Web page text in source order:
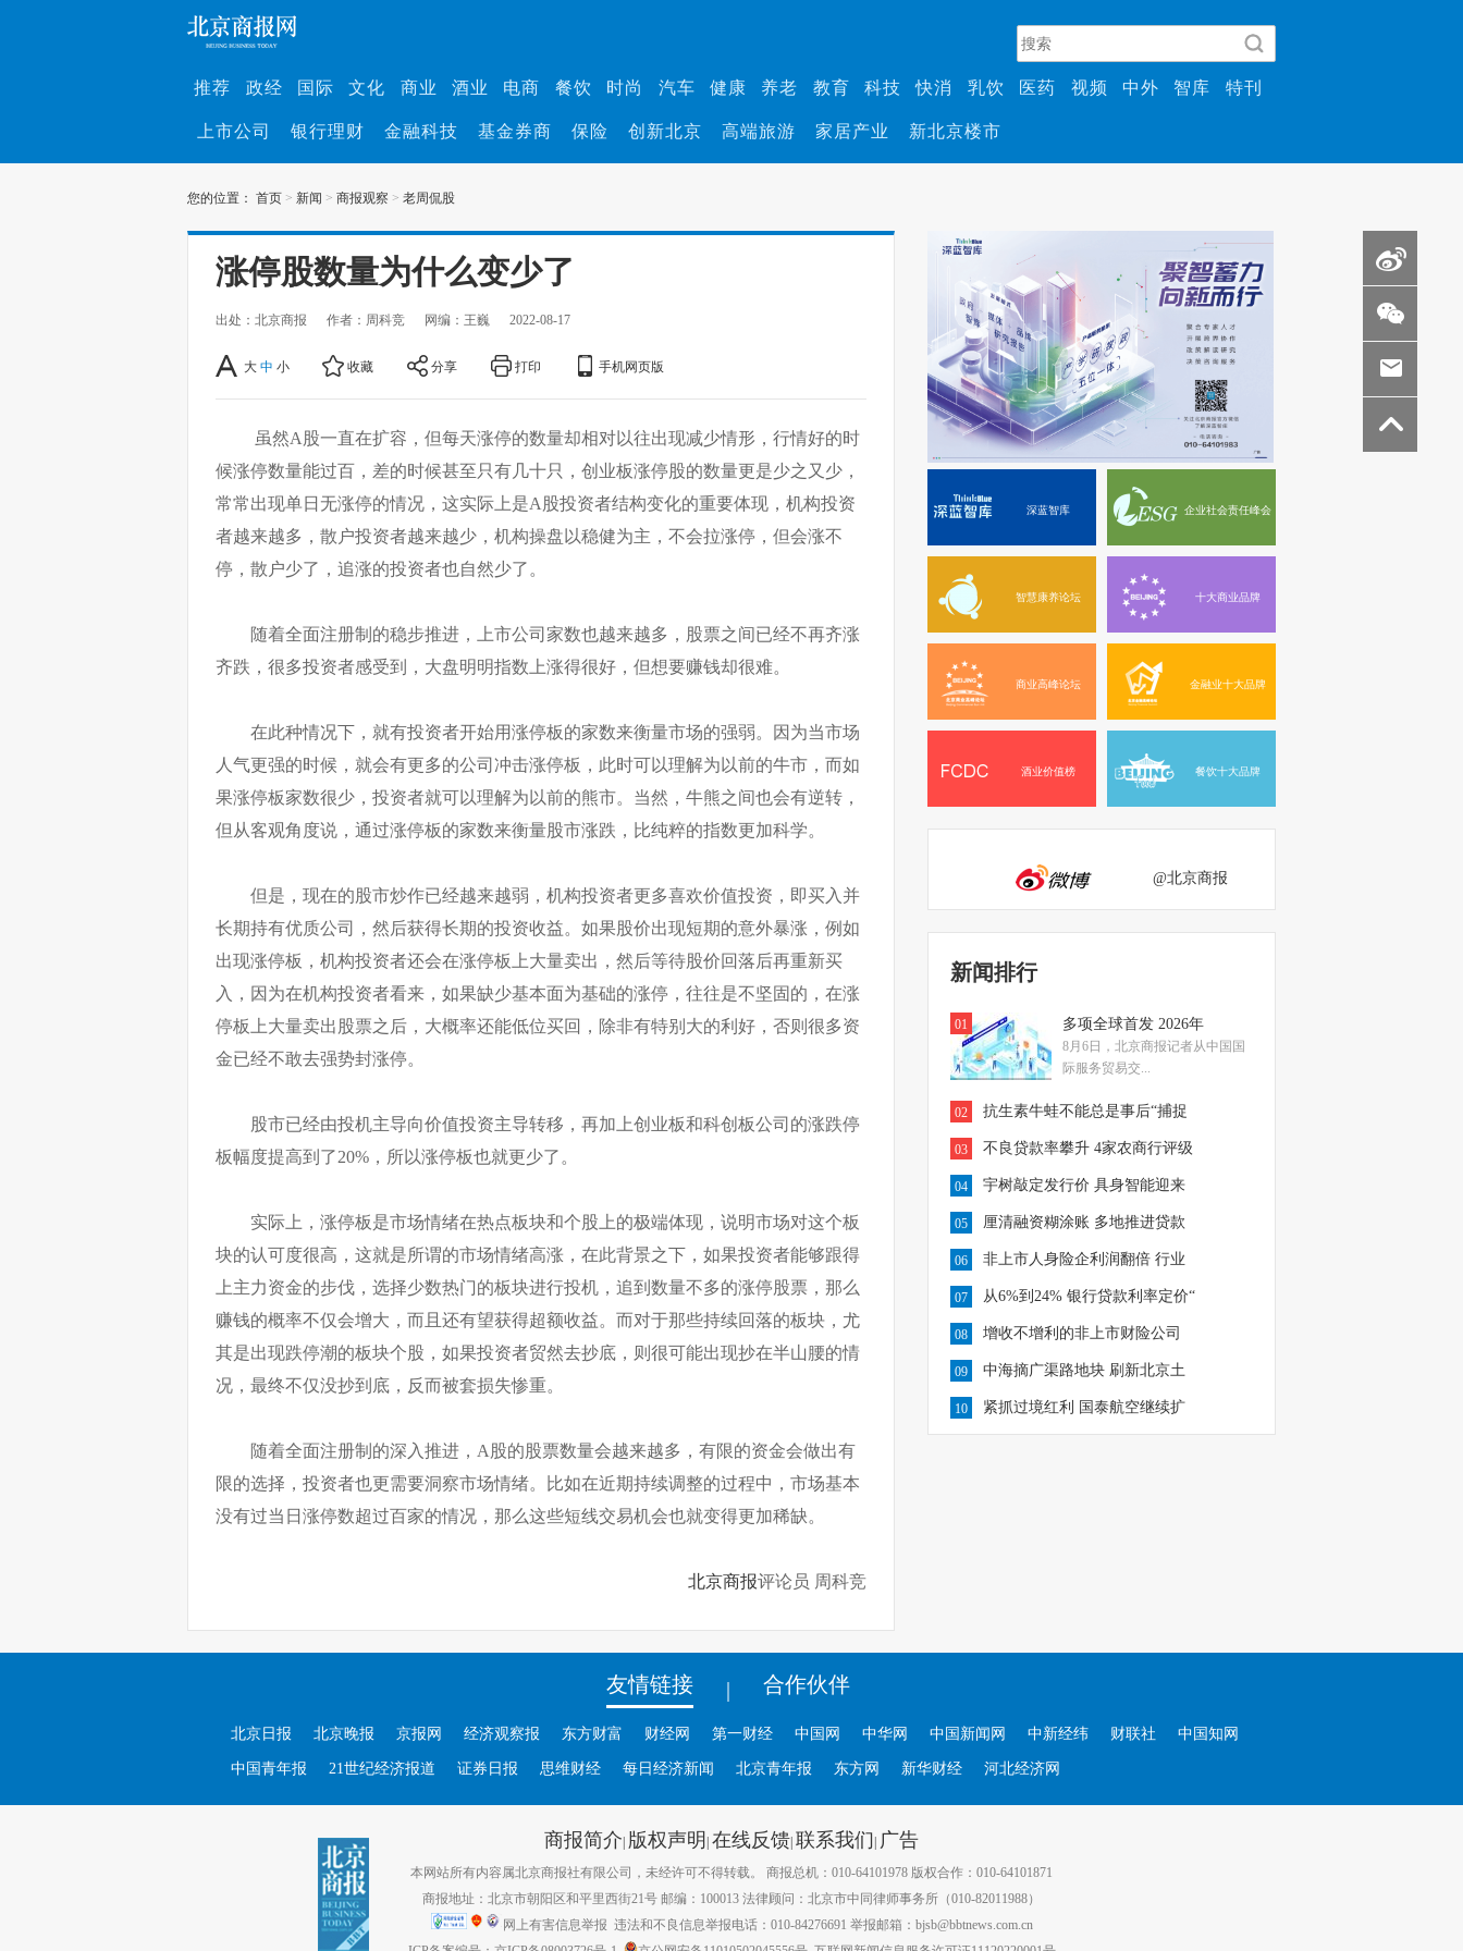
推荐 政经 国际 文化 商业 酒业 电商 餐饮 时尚 汽车 健康 养老 教育 科技 快消 乳饮 医药 视频 中外 智库 特刊
上市公司 银行理财 金融科技 基金券商 保险 创新北京 高端旅游 家居产业 新北京楼市
您的位置： 首页 > 新闻 > 商报观察 > 老周侃股
涨停股数量为什么变少了
出处：北京商报 作者：周科竞 网编：王巍 2022-08-17
大 中 小 收藏 分享 打印 手机网页版
虽然A股一直在扩容，但每天涨停的数量却相对以往出现减少情形，行情好的时
候涨停数量能过百，差的时候甚至只有几十只，创业板涨停股的数量更是少之又少，
常常出现单日无涨停的情况，这实际上是A股投资者结构变化的重要体现，机构投资
者越来越多，散户投资者越来越少，机构操盘以稳健为主，不会拉涨停，但会涨不
停，散户少了，追涨的投资者也自然少了。
随着全面注册制的稳步推进，上市公司家数也越来越多，股票之间已经不再齐涨
齐跌，很多投资者感受到，大盘明明指数上涨得很好，但想要赚钱却很难。
在此种情况下，就有投资者开始用涨停板的家数来衡量市场的强弱。因为当市场
人气更强的时候，就会有更多的公司冲击涨停板，此时可以理解为以前的牛市，而如
果涨停板家数很少，投资者就可以理解为以前的熊市。当然，牛熊之间也会有逆转，
但从客观角度说，通过涨停板的家数来衡量股市涨跌，比纯粹的指数更加科学。
但是，现在的股市炒作已经越来越弱，机构投资者更多喜欢价值投资，即买入并
长期持有优质公司，然后获得长期的投资收益。如果股价出现短期的意外暴涨，例如
出现涨停板，机构投资者还会在涨停板上大量卖出，然后等待股价回落后再重新买
入，因为在机构投资者看来，如果缺少基本面为基础的涨停，往往是不坚固的，在涨
停板上大量卖出股票之后，大概率还能低位买回，除非有特别大的利好，否则很多资
金已经不敢去强势封涨停。
股市已经由投机主导向价值投资主导转移，再加上创业板和科创板公司的涨跌停
板幅度提高到了20%，所以涨停板也就更少了。
实际上，涨停板是市场情绪在热点板块和个股上的极端体现，说明市场对这个板
块的认可度很高，这就是所谓的市场情绪高涨，在此背景之下，如果投资者能够跟得
上主力资金的步伐，选择少数热门的板块进行投机，追到数量不多的涨停股票，那么
赚钱的概率不仅会增大，而且还有望获得超额收益。而对于那些持续回落的板块，尤
其是出现跌停潮的板块个股，如果投资者贸然去抄底，则很可能出现抄在半山腰的情
况，最终不仅没抄到底，反而被套损失惨重。
随着全面注册制的深入推进，A股的股票数量会越来越多，有限的资金会做出有
限的选择，投资者也更需要洞察市场情绪。比如在近期持续调整的过程中，市场基本
没有过当日涨停数超过百家的情况，那么这些短线交易机会也就变得更加稀缺。
北京商报评论员 周科竞
深蓝智库 企业社会责任峰会
智慧康养论坛 十大商业品牌
商业高峰论坛 金融业十大品牌
酒业价值榜 餐饮十大品牌
@北京商报
新闻排行
01 多项全球首发 2026年
8月6日，北京商报记者从中国国
际服务贸易交...
02 抗生素牛蛙不能总是事后“捕捉
03 不良贷款率攀升 4家农商行评级
04 宇树敲定发行价 具身智能迎来
05 厘清融资糊涂账 多地推进贷款
06 非上市人身险企利润翻倍 行业
07 从6%到24% 银行贷款利率定价“
08 增收不增利的非上市财险公司
09 中海摘广渠路地块 刷新北京土
10 紧抓过境红利 国泰航空继续扩
友情链接 | 合作伙伴
北京日报 北京晚报 京报网 经济观察报 东方财富 财经网 第一财经 中国网 中华网 中国新闻网 中新经纬 财联社 中国知网
中国青年报 21世纪经济报道 证券日报 思维财经 每日经济新闻 北京青年报 东方网 新华财经 河北经济网
商报简介| 版权声明 | 在线反馈| 联系我们| 广告
本网站所有内容属北京商报社有限公司，未经许可不得转载。 商报总机：010-64101978 版权合作：010-64101871
商报地址：北京市朝阳区和平里西街21号 邮编：100013 法律顾问：北京市中同律师事务所（010-82011988）
网上有害信息举报 违法和不良信息举报电话：010-84276691 举报邮箱：bjsb@bbtnews.com.cn